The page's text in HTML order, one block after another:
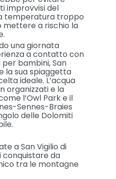
improvvisi del
temperatura troppo
mettere a rischio la
una giornata
a contatto con
bambini, San
la sua spiaggetta
ideale. L’acqua
organizzati e la
l’Owl Park e il
Sennes-Braies
delle Dolomiti
a San Vigilio di
conquistare da
tra le montagne